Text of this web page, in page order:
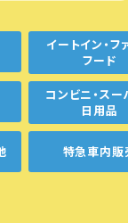
イートイン・フ
フード
コンビニ・スー
日用品
特急車内販